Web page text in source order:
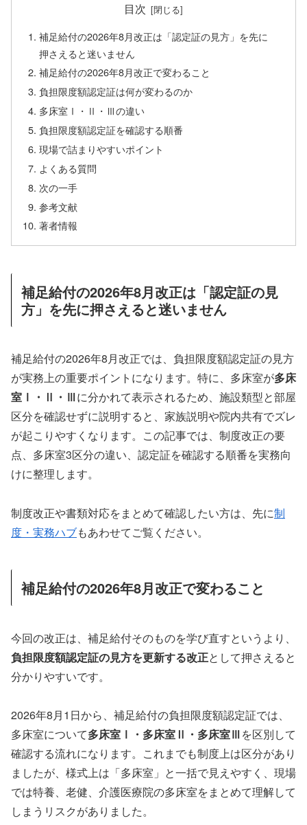
目次
補足給付の2026年8月改正は「認定証の見方」を先に
押さえると迷いません
補足給付の2026年8月改正で変わること
負担限度額認定証は何が変わるのか
多床室Ⅰ・Ⅱ・Ⅲの違い
負担限度額認定証を確認する順番
現場で詰まりやすいポイント
よくある質問
次の一手
参考文献
著者情報
補足給付の2026年8月改正は「認定証の見
方」を先に押さえると迷いません
補足給付の2026年8月改正では、負担限度額認定証の見方
が実務上の重要ポイントになります。特に、多床室が多床
室Ⅰ・Ⅱ・Ⅲに分かれて表示されるため、施設類型と部屋
区分を確認せずに説明すると、家族説明や院内共有でズレ
が起こりやすくなります。この記事では、制度改正の要
点、多床室3区分の違い、認定証を確認する順番を実務向
けに整理します。
制度改正や書類対応をまとめて確認したい方は、先に制
度・実務ハブもあわせてご覧ください。
補足給付の2026年8月改正で変わること
今回の改正は、補足給付そのものを学び直すというより、
負担限度額認定証の見方を更新する改正として押さえると
分かりやすいです。
2026年8月1日から、補足給付の負担限度額認定証では、
多床室について多床室Ⅰ・多床室Ⅱ・多床室Ⅲを区別して
確認する流れになります。これまでも制度上は区分があり
ましたが、様式上は「多床室」と一括で見えやすく、現場
では特養、老健、介護医療院の多床室をまとめて理解して
しまうリスクがありました。